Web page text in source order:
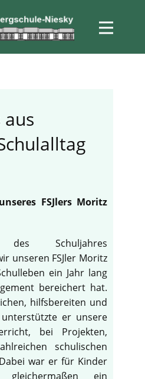
FSJlers Moritz
Schuljahres
unseren FSJler Moritz
ein Jahr lang
bereichert hat.
hilfsbereiten und
er unsere
bei Projekten,
schulischen
war er für Kinder
ein